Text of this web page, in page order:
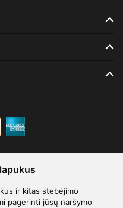
ir kitas stebėjimo
pagerinti jūsų naršymo